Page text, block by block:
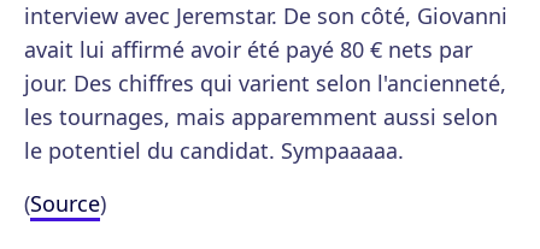
interview avec Jeremstar. De son côté, Giovanni
avait lui affirmé avoir été payé 80 € nets par
jour. Des chiffres qui varient selon l'ancienneté,
les tournages, mais apparemment aussi selon
le potentiel du candidat. Sympaaaaa.
(Source)